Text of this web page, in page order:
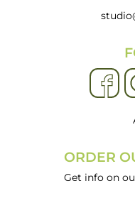
ORDER
Get info on